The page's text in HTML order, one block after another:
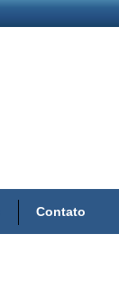
Contato